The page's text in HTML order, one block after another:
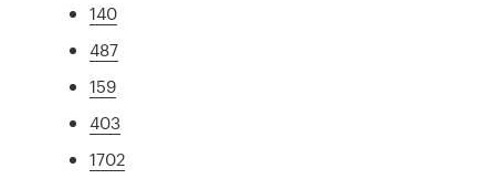
140
487
159
403
1702